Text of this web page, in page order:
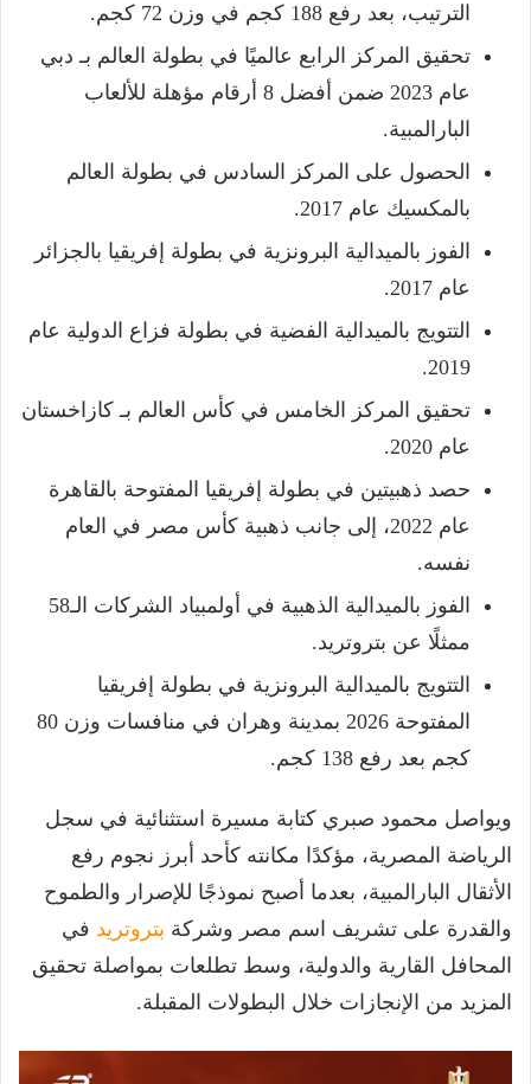
الترتيب، بعد رفع 188 كجم في وزن 72 كجم.
تحقيق المركز الرابع عالميًا في بطولة العالم بـ دبي
عام 2023 ضمن أفضل 8 أرقام مؤهلة للألعاب
البارالمبية.
الحصول على المركز السادس في بطولة العالم
بالمكسيك عام 2017.
الفوز بالميدالية البرونزية في بطولة إفريقيا بالجزائر
عام 2017.
التتويج بالميدالية الفضية في بطولة فزاع الدولية عام
2019.
تحقيق المركز الخامس في كأس العالم بـ كازاخستان
عام 2020.
حصد ذهبيتين في بطولة إفريقيا المفتوحة بالقاهرة
عام 2022، إلى جانب ذهبية كأس مصر في العام
نفسه.
الفوز بالميدالية الذهبية في أولمبياد الشركات الـ58
ممثلًا عن بتروتريد.
التتويج بالميدالية البرونزية في بطولة إفريقيا
المفتوحة 2026 بمدينة وهران في منافسات وزن 80
كجم بعد رفع 138 كجم.
ويواصل محمود صبري كتابة مسيرة استثنائية في سجل
الرياضة المصرية، مؤكدًا مكانته كأحد أبرز نجوم رفع
الأثقال البارالمبية، بعدما أصبح نموذجًا للإصرار والطموح
والقدرة على تشريف اسم مصر وشركة بتروتريد في
المحافل القارية والدولية، وسط تطلعات بمواصلة تحقيق
المزيد من الإنجازات خلال البطولات المقبلة.